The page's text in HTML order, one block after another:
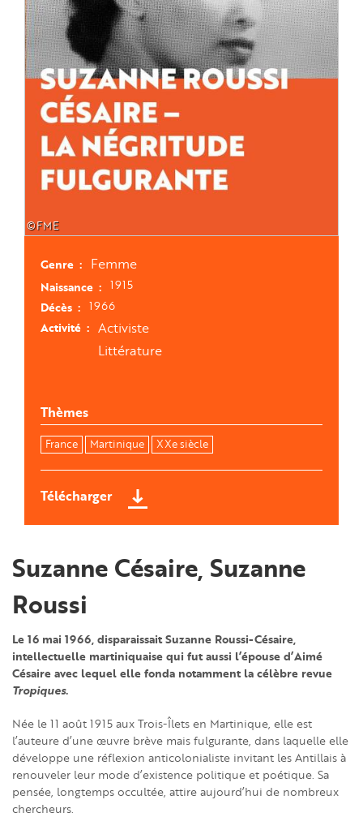
©FME
Genre Femme
Naissance 1915
Décès 1966
Activité
Activiste
Littérature
Thèmes
France Martinique XXe siècle
Télécharger
Suzanne Césaire, Suzanne
Roussi
Le 16 mai 1966, disparaissait Suzanne Roussi-Césaire,
intellectuelle martiniquaise qui fut aussi l’épouse d’Aimé
Césaire avec lequel elle fonda notamment la célèbre revue
Tropiques.
Née le 11 août 1915 aux Trois-Îlets en Martinique, elle est
l’auteure d’une œuvre brève mais fulgurante, dans laquelle elle
développe une réflexion anticolonialiste invitant les Antillais à
renouveler leur mode d’existence politique et poétique. Sa
pensée, longtemps occultée, attire aujourd’hui de nombreux
chercheurs.